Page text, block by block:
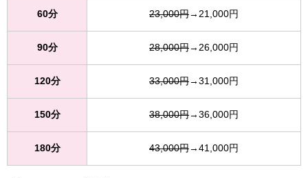
60分 23,000円→21,000円
90分 28,000円→26,000円
120分 33,000円→31,000円
150分 38,000円→36,000円
180分 43,000円→41,000円